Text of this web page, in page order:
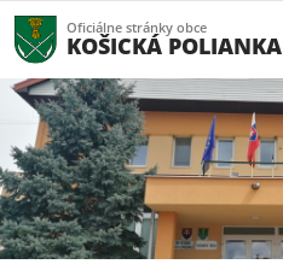
Oficiálne stránky obce
KOŠICKÁ POLIANKA